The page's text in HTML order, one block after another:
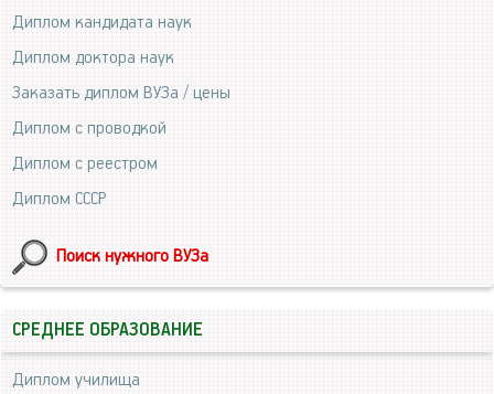
Диплом кандидата наук
Диплом доктора наук
Заказать диплом ВУЗа / цены
Диплом с проводкой
Диплом с реестром
Диплом СССР
Поиск нужного ВУЗа
СРЕДНЕЕ ОБРАЗОВАНИЕ
Диплом училища